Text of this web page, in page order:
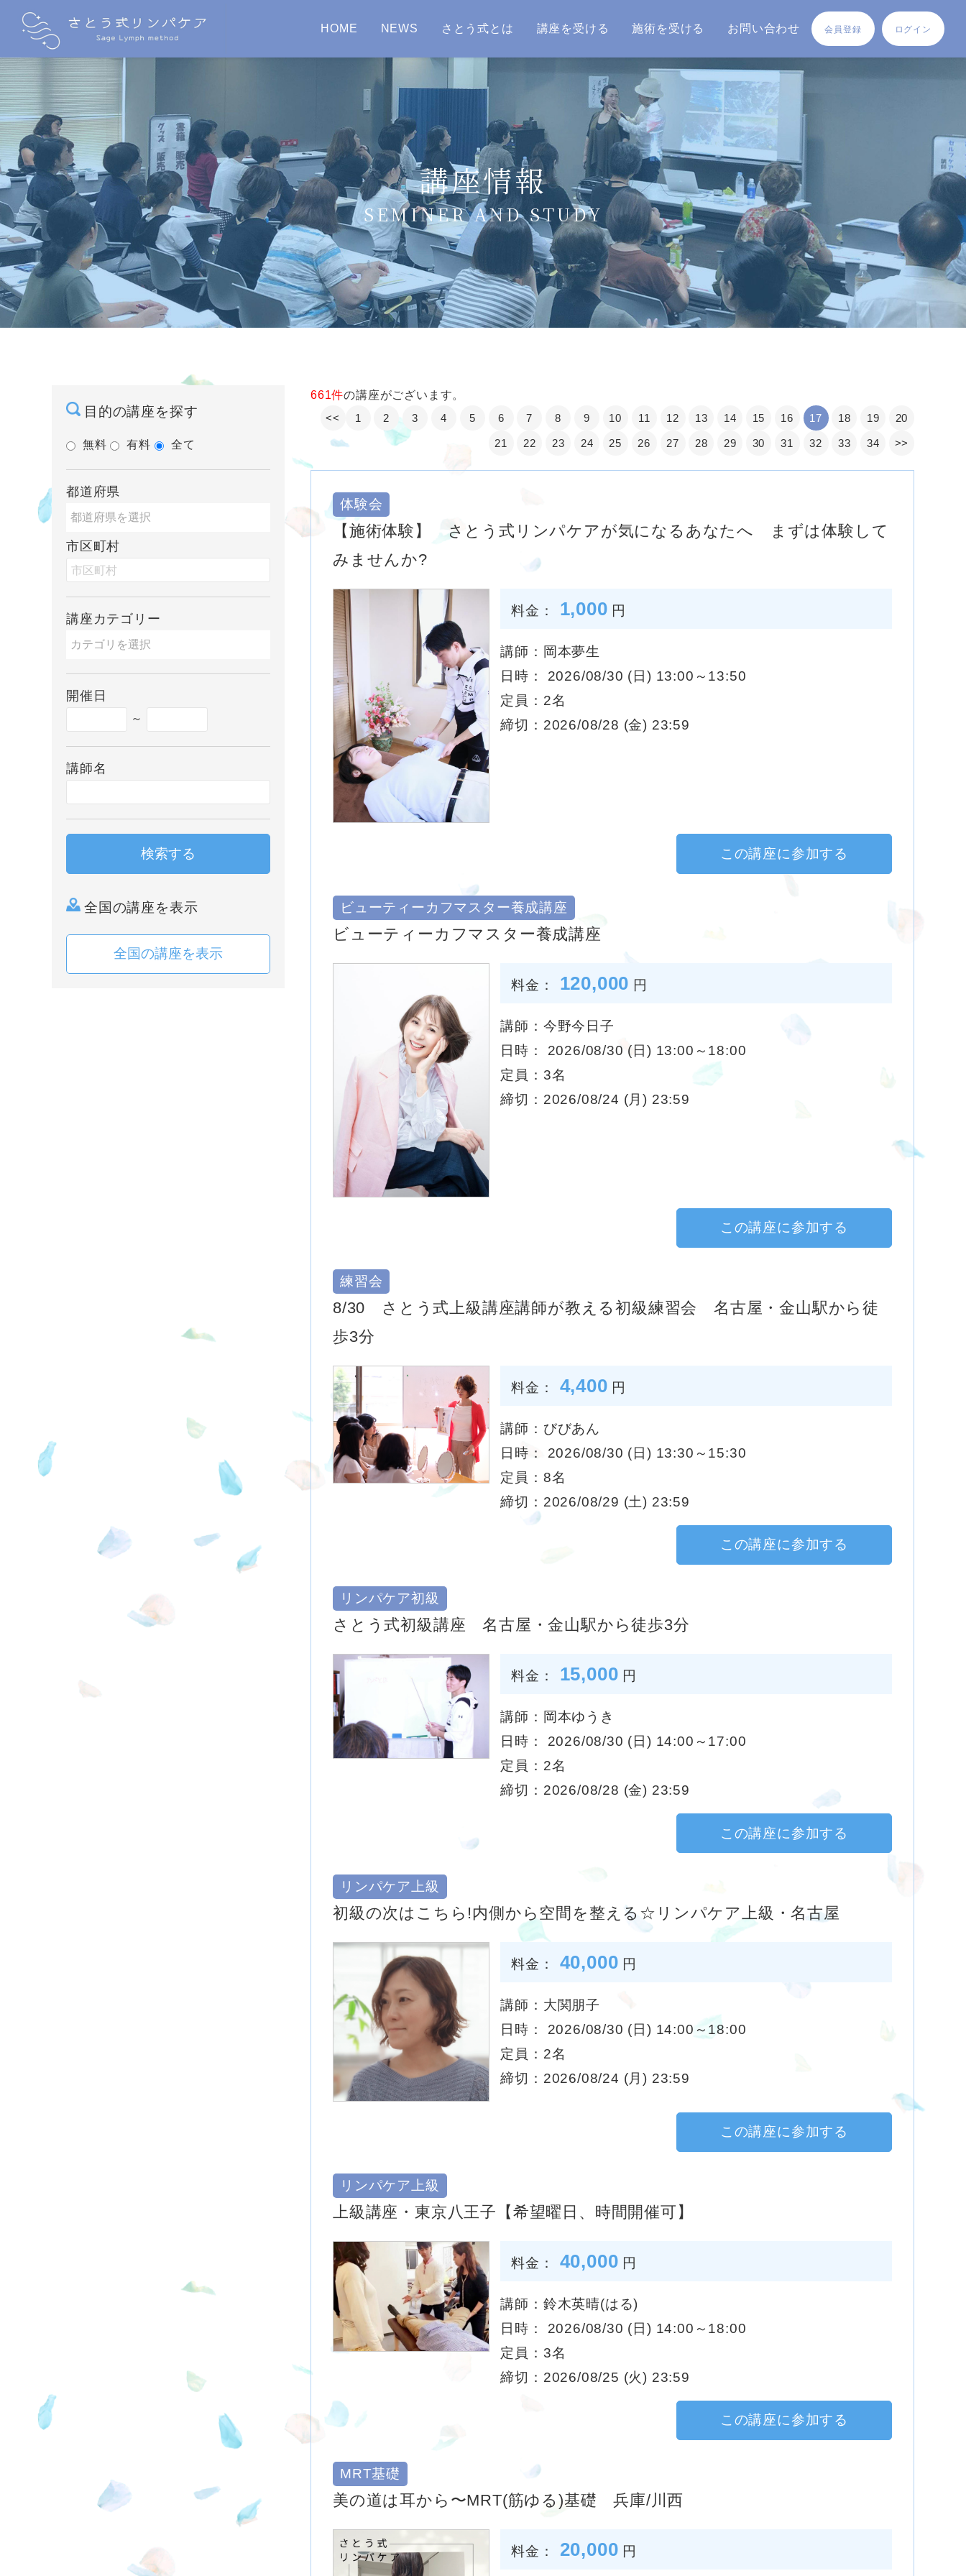
HOME NEWS さとう式とは 講座を受ける 施術を受ける お問い合わせ 会員登録 ログイン
講座情報
SEMINER AND STUDY
目的の講座を探す
無料 有料 全て
都道府県
市区町村
講座カテゴリー
開催日
～
講師名
検索する
全国の講座を表示
全国の講座を表示
661件の講座がございます。
<<
1 2 3 4 5 6 7 8 9 10 11 12 13 14 15 16 17 18 19 20
21 22 23 24 25 26 27 28 29 30 31 32 33 34 >>
体験会
【施術体験】 さとう式リンパケアが気になるあなたへ まずは体験して
みませんか?
料金： 1,000 円
講師：岡本夢生
日時： 2026/08/30 (日) 13:00～13:50
定員：2名
締切：2026/08/28 (金) 23:59
この講座に参加する
ビューティーカフマスター養成講座
ビューティーカフマスター養成講座
料金： 120,000 円
講師：今野今日子
日時： 2026/08/30 (日) 13:00～18:00
定員：3名
締切：2026/08/24 (月) 23:59
この講座に参加する
練習会
8/30 さとう式上級講座講師が教える初級練習会 名古屋・金山駅から徒
歩3分
料金： 4,400 円
講師：びびあん
日時： 2026/08/30 (日) 13:30～15:30
定員：8名
締切：2026/08/29 (土) 23:59
この講座に参加する
リンパケア初級
さとう式初級講座 名古屋・金山駅から徒歩3分
料金： 15,000 円
講師：岡本ゆうき
日時： 2026/08/30 (日) 14:00～17:00
定員：2名
締切：2026/08/28 (金) 23:59
この講座に参加する
リンパケア上級
初級の次はこちら!内側から空間を整える☆リンパケア上級・名古屋
料金： 40,000 円
講師：大関朋子
日時： 2026/08/30 (日) 14:00～18:00
定員：2名
締切：2026/08/24 (月) 23:59
この講座に参加する
リンパケア上級
上級講座・東京八王子【希望曜日、時間開催可】
料金： 40,000 円
講師：鈴木英晴(はる)
日時： 2026/08/30 (日) 14:00～18:00
定員：3名
締切：2026/08/25 (火) 23:59
この講座に参加する
MRT基礎
美の道は耳から〜MRT(筋ゆる)基礎 兵庫/川西
料金： 20,000 円